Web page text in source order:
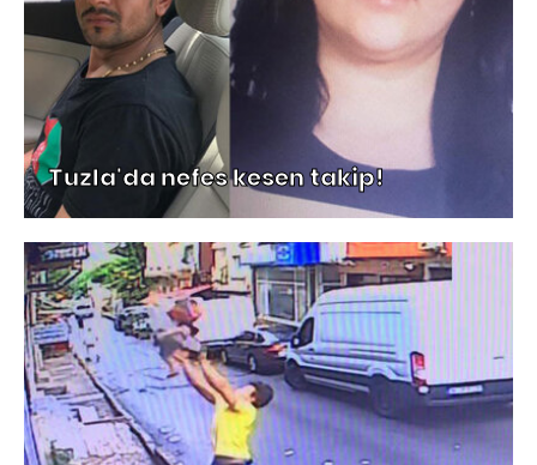
Tuzla'da nefes kesen takip!